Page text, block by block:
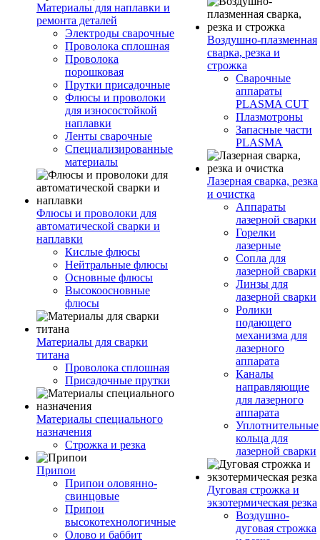
Материалы для наплавки и
ремонта деталей
Электроды сварочные
Проволока сплошная
Проволока
порошковая
Прутки присадочные
Флюсы и проволоки
для износостойкой
наплавки
Ленты сварочные
Специализированные
материалы
Флюсы и проволоки для
автоматической сварки и
наплавки
Кислые флюсы
Нейтральные флюсы
Основные флюсы
Высокоосновные
флюсы
Материалы для сварки
титана
Проволока сплошная
Присадочные прутки
Материалы специального
назначения
Строжка и резка
Припои
Припои оловянно-
свинцовые
Припои
высокотехнологичные
Олово и баббит
Воздушно-плазменная
сварка, резка и
строжка
Сварочные
аппараты
PLASMA CUT
Плазмотроны
Запасные части
PLASMA
Лазерная сварка, резка
и очистка
Аппараты
лазерной сварки
Горелки
лазерные
Сопла для
лазерной сварки
Линзы для
лазерной сварки
Ролики
подающего
механизма для
лазерного
аппарата
Каналы
направляющие
для лазерного
аппарата
Уплотнительные
кольца для
лазерной сварки
Дуговая строжка и
экзотермическая резка
Воздушно-
дуговая строжка